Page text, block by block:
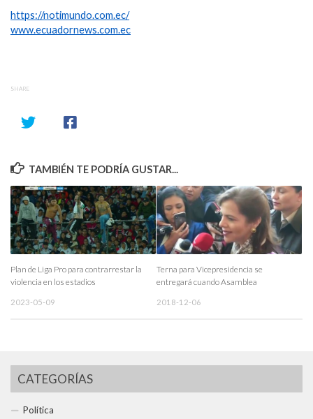
https://notimundo.com.ec/
www.ecuadornews.com.ec
SHARE
TAMBIÉN TE PODRÍA GUSTAR...
Plan de Liga Pro para contrarrestar la
violencia en los estadios
2023-05-09
Terna para Vicepresidencia se
entregará cuando Asamblea
2018-12-06
CATEGORÍAS
Política